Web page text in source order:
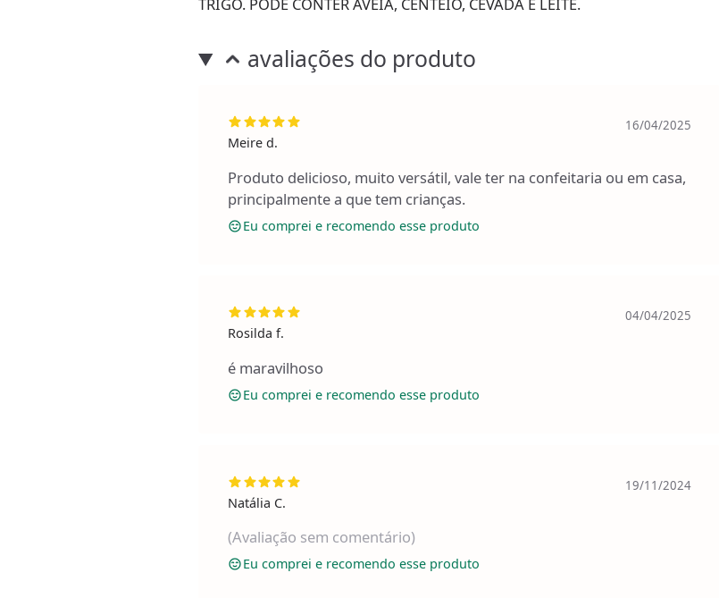
TRIGO. PODE CONTER AVEIA, CENTEIO, CEVADA E LEITE.
avaliações do produto
Meire d.
16/04/2025
Produto delicioso, muito versátil, vale ter na confeitaria ou em casa,
principalmente a que tem crianças.
Eu comprei e recomendo esse produto
Rosilda f.
04/04/2025
é maravilhoso
Eu comprei e recomendo esse produto
Natália C.
19/11/2024
(Avaliação sem comentário)
Eu comprei e recomendo esse produto